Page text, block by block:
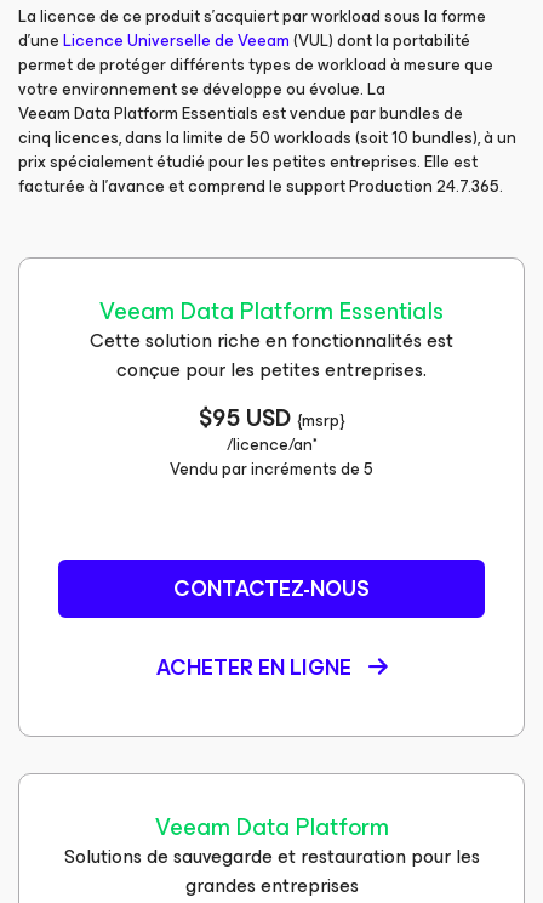
La licence de ce produit s’acquiert par workload sous la forme
d’uneLicence Universelle de Veeam(VUL) dont la portabilité
permet de protéger différents types de workload à mesure que
votre environnement se développe ou évolue. La
Veeam Data Platform Essentials est vendue par bundles de
cinq licences, dans la limite de 50 workloads (soit 10 bundles), à un
prix spécialement étudié pour les petites entreprises. Elle est
facturée à l’avance et comprend le support Production 24.7.365.
Veeam Data Platform​ Essentials​
Cette solution riche en fonctionnalités est
conçue pour les petites entreprises.
$95 USD {msrp}
/licence/an*
Vendu par incréments de 5
CONTACTEZ-NOUS
ACHETER EN LIGNE
Veeam Data Platform
Solutions de sauvegarde et restauration pour les
grandes entreprises